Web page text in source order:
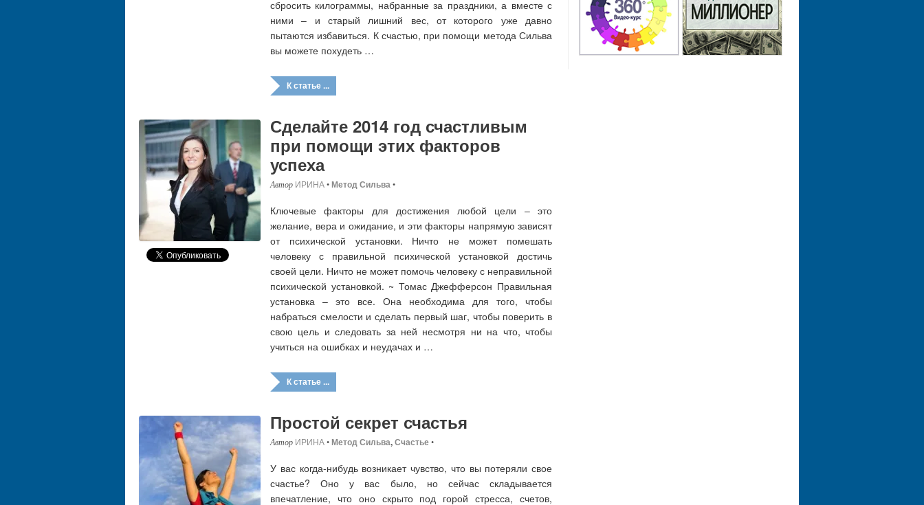
сбросить килограммы, набранные за праздники, а вместе с
ними – и старый лишний вес, от которого уже давно
пытаются избавиться. К счастью, при помощи метода Сильва
вы можете похудеть …
К статье ...
Сделайте 2014 год счастливым
при помощи этих факторов
успеха
ИРИНА•Метод Сильва•
Ключевые факторы для достижения любой цели – это
желание, вера и ожидание, и эти факторы напрямую зависят
от психической установки. Ничто не может помешать
человеку с правильной психической установкой достичь
своей цели. Ничто не может помочь человеку с неправильной
психической установкой. ~ Томас Джефферсон Правильная
установка – это все. Она необходима для того, чтобы
набраться смелости и сделать первый шаг, чтобы поверить в
свою цель и следовать за ней несмотря ни на что, чтобы
учиться на ошибках и неудачах и …
К статье ...
Простой секрет счастья
ИРИНА•Метод Сильва,Счастье•
У вас когда-нибудь возникает чувство, что вы потеряли свое
счастье? Оно у вас было, но сейчас складывается
впечатление, что оно скрыто под горой стресса, счетов,